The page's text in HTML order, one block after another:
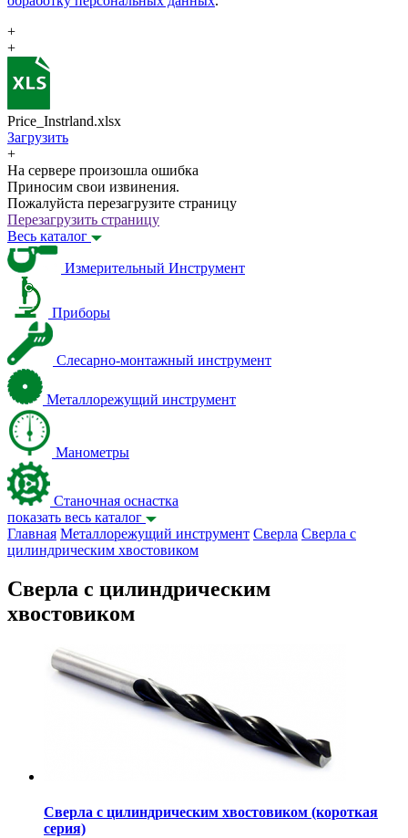
+
+
Price_Instrland.xlsx
Загрузить
+
На сервере произошла ошибка
Приносим свои извинения.
Пожалуйста перезагрузите страницу
Перезагрузить страницу
Весь каталог
Измерительный Инструмент
Приборы
Слесарно-монтажный инструмент
Металлорежущий инструмент
Манометры
Станочная оснастка
показать весь каталог
Главная Металлорежущий инструмент Сверла Сверла с
цилиндрическим хвостовиком
Сверла с цилиндрическим
хвостовиком
Сверла с цилиндрическим хвостовиком (короткая
серия)